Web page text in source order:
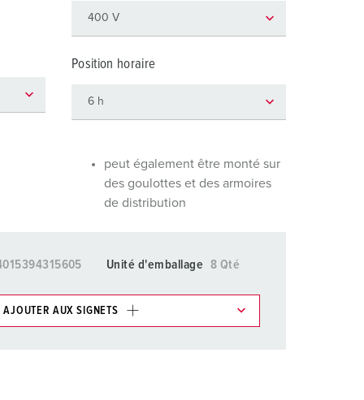
selon norme du matériel militaire
Position horaire
peut également être monté sur
des goulottes et des armoires
de distribution
Unité d'emballage 8 Qté
AJOUTER AUX SIGNETS